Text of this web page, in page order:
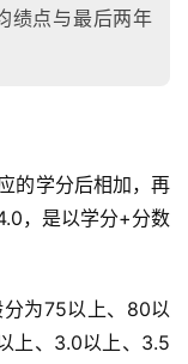
绩点与最后两年
的学分后相加，再
，是以学分+分数
为75以上、80以
上、3.0以上、3.5